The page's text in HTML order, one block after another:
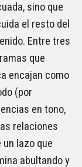
sino que
el resto del
Entre tres
que
encajan como
(por
en tono,
relaciones
lazo que
abultando y